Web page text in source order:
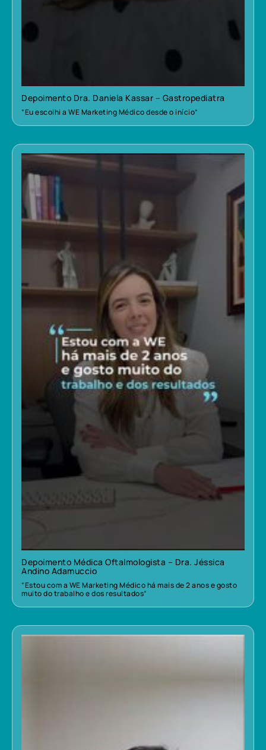
Depoimento Dra. Daniela Kassar – Gastropediatra
“Eu escolhi a WE Marketing Médico desde o início”
Depoimento Médica Oftalmologista – Dra. Jéssica
Andino Adamuccio
“Estou com a WE Marketing Médico há mais de 2 anos e gosto
muito do trabalho e dos resultados”